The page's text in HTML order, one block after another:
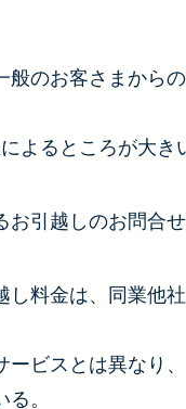
般のお客さまから
よるところが大き
お引越しのお問合せ
し料金は、同業他
ービスとは異なり
。